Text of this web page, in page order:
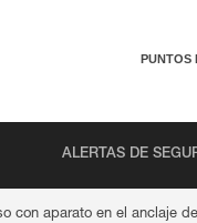
PUNTOS
ALERTAS DE
con aparato en el anclaje